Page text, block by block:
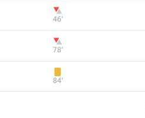
46‎’‎
78‎’‎
84‎’‎